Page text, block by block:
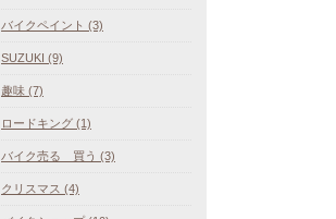
バイクペイント (3)
SUZUKI (9)
趣味 (7)
ロードキング (1)
バイク売る 買う (3)
クリスマス (4)